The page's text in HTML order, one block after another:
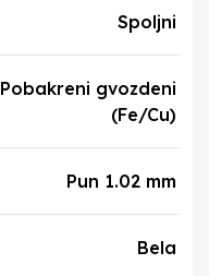
Spoljni
Pobakreni gvozdeni
(Fe/Cu)
Pun 1.02 mm
Bela